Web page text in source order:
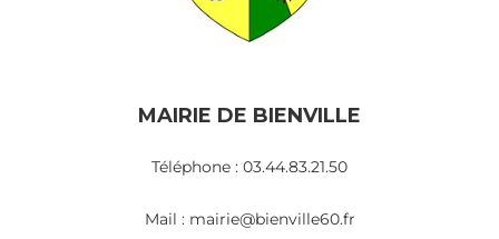
MAIRIE DE BIENVILLE
Téléphone : 03.44.83.21.50
Mail : mairie@bienville60.fr